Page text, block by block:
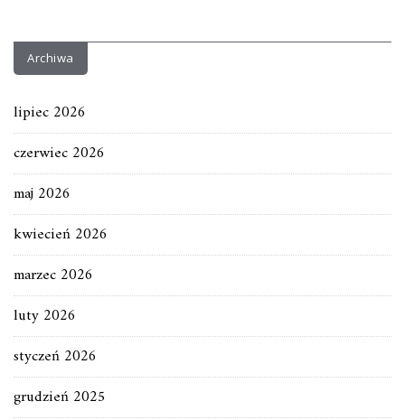
Archiwa
lipiec 2026
czerwiec 2026
maj 2026
kwiecień 2026
marzec 2026
luty 2026
styczeń 2026
grudzień 2025